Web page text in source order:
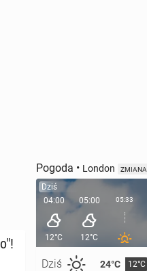
Pogoda • London ZMIANA
Dziś
04:00
12°C
Dziś 24°C 12°C
05:00
12°C
05:33